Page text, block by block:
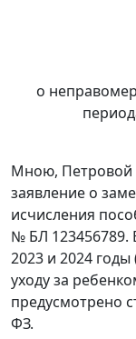
о
Мною, Петровой
заявление о
исчисления
№ БЛ 123456789.
2023 и 2024
уходу за
предусмотрено
ФЗ.